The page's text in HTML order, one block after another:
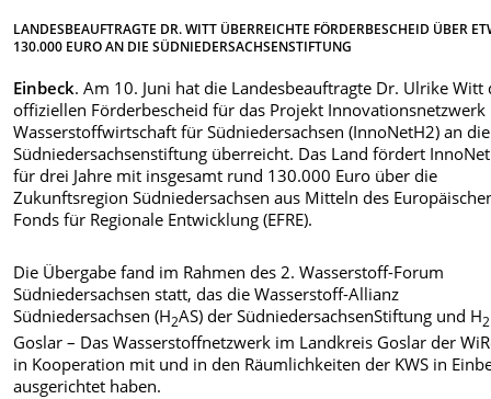
LANDESBEAUFTRAGTE DR. WITT ÜBERREICHTE FÖRDERBESCHEID ÜBER
130.000 EURO AN DIE SÜDNIEDERSACHSENSTIFTUNG
Einbeck. Am 10. Juni hat die Landesbeauftragte Dr. Ulrike Witt
offiziellen Förderbescheid für das Projekt Innovationsnetzwerk
Wasserstoffwirtschaft für Südniedersachsen (InnoNetH2) an die
Südniedersachsenstiftung überreicht. Das Land fördert
für drei Jahre mit insgesamt rund 130.000 Euro über die
Zukunftsregion Südniedersachsen aus Mitteln des
Fonds für Regionale Entwicklung (EFRE).
Die Übergabe fand im Rahmen des 2. Wasserstoff-Forum
Südniedersachsen statt, das die Wasserstoff-Allianz
Südniedersachsen (H2AS) der SüdniedersachsenStiftung und H2
Goslar – Das Wasserstoffnetzwerk im Landkreis Goslar der
in Kooperation mit und in den Räumlichkeiten der KWS in
ausgerichtet haben.